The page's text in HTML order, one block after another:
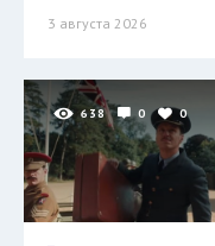
3 августа 2026
638 0 0